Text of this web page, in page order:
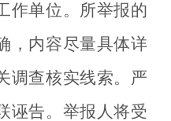
作单位。所举报的
，内容尽量具体详
调查核实线索。严
诬告。举报人将受